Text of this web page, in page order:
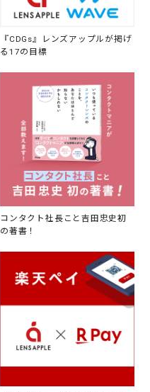
『CDGs』レンズアップルが掲げ
る17の目標
コンタクト社長こと吉田忠史初
の著書！